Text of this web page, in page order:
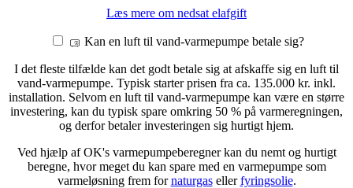
Læs mere om nedsat elafgift
Kan en luft til vand-varmepumpe betale sig?
I det fleste tilfælde kan det godt betale sig at afskaffe sig en luft til
vand-varmepumpe. Typisk starter prisen fra ca. 135.000 kr. inkl.
installation. Selvom en luft til vand-varmepumpe kan være en større
investering, kan du typisk spare omkring 50 % på varmeregningen,
og derfor betaler investeringen sig hurtigt hjem.
Ved hjælp af OK's varmepumpeberegner kan du nemt og hurtigt
beregne, hvor meget du kan spare med en varmepumpe som
varmeløsning frem fornaturgasellerfyringsolie.